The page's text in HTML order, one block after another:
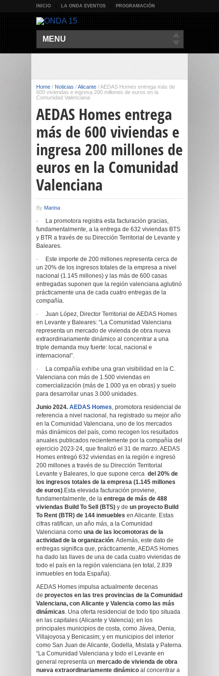
INICIO LA ONDA EVENTOS PROGRAMACIÓN
MENU
Home / Noticias /Alicante /AEDAS Homes entrega más de
600 viviendas e ingresa 200 millones de euros en la
Comunidad Valenciana
AEDAS Homes entrega
más de 600 viviendas e
ingresa 200 millones de
euros en la Comunidad
Valenciana
By Marina
· La promotora registra esta facturación gracias,
fundamentalmente, a la entrega de 632 viviendas BTS
y BTR a través de su Dirección Territorial de Levante y
Baleares.
· Este importe de 200 millones representa cerca de
un 20% de los ingresos totales de la empresa a nivel
nacional (1.145 millones) y las más de 600 casas
entregadas suponen que la región valenciana aglutinó
prácticamente una de cada cuatro entregas de la
compañía.
· Juan López, Director Territorial de AEDAS Homes
en Levante y Baleares: “La Comunidad Valenciana
representa un mercado de vivienda de obra nueva
extraordinariamente dinámico al concentrar a una
triple demanda muy fuerte: local, nacional e
internacional”.
· La compañía exhibe una gran visibilidad en la C.
Valenciana con más de 1.500 viviendas en
comercialización (más de 1.000 ya en obras) y suelo
para desarrollar unas 3.000 unidades.
Junio 2024. AEDAS Homes, promotora residencial de
referencia a nivel nacional, ha registrado su mejor año
en la Comunidad Valenciana, uno de los mercados
más dinámicos del país, como recogen los resultados
anuales publicados recientemente por la compañía del
ejercicio 2023-24, que finalizó el 31 de marzo. AEDAS
Homes entregó 632 viviendas en la región e ingresó
200 millones a través de su Dirección Territorial
Levante y Baleares, lo que supone cerca del 20% de
los ingresos totales de la empresa (1.145 millones
de euros).Esta elevada facturación proviene,
fundamentalmente, de la entrega de más de 488
viviendas Build To Sell (BTS) y de un proyecto Build
To Rent (BTR) de 144 inmuebles en Alicante. Estas
cifras ratifican, un año más, a la Comunidad
Valenciana como una de las locomotoras de la
actividad de la organización. Además, este dato de
entregas significa que, prácticamente, AEDAS Homes
ha dado las llaves de una de cada cuatro viviendas de
todo el país en la región valenciana (en total, 2.839
inmuebles en toda España).
AEDAS Homes impulsa actualmente decenas
de proyectos en las tres provincias de la Comunidad
Valenciana, con Alicante y Valencia como las más
dinámicas. Una oferta residencial de todo tipo situada
en las capitales (Alicante y Valencia); en los
principales municipios de costa, como Jávea, Denia,
Villajoyosa y Benicasim; y en municipios del interior
como San Juan de Alicante, Godella, Mislata y Paterna.
“La Comunidad Valenciana y todo el Levante en
general representa un mercado de vivienda de obra
nueva extraordinariamente dinámico al concentrar a